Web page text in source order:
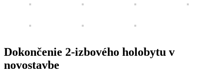
Dokončenie 2-izbového holobytu v
novostavbe